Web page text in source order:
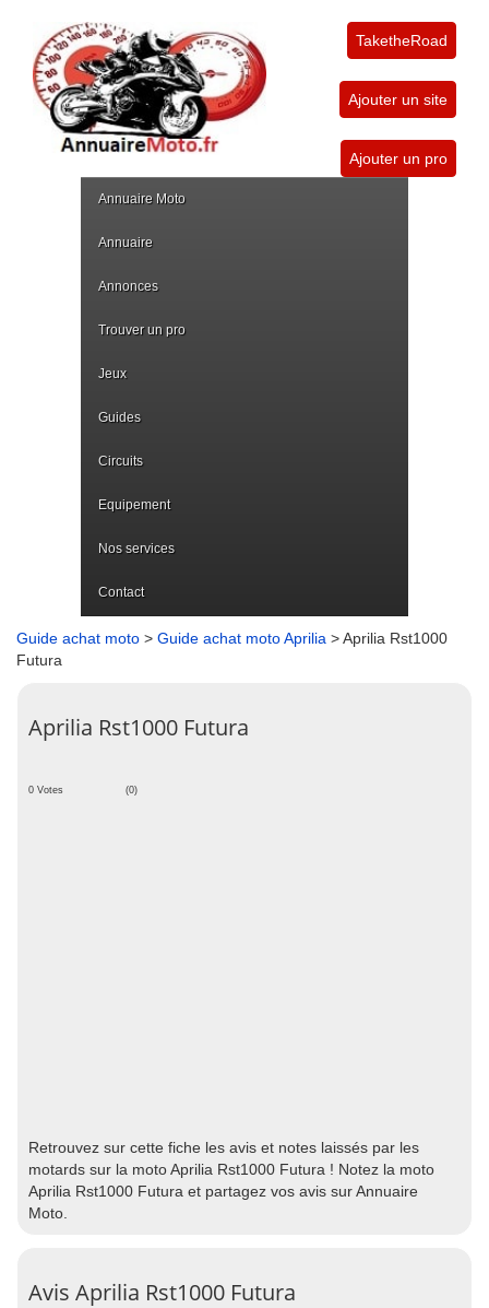
TaketheRoad
Ajouter un site
Ajouter un pro
Annuaire Moto
Annuaire
Annonces
Trouver un pro
Jeux
Guides
Circuits
Equipement
Nos services
Contact
Guide achat moto > Guide achat moto Aprilia > Aprilia Rst1000
Futura
Aprilia Rst1000 Futura
0 Votes (0)
Retrouvez sur cette fiche les avis et notes laissés par les
motards sur la moto Aprilia Rst1000 Futura ! Notez la moto
Aprilia Rst1000 Futura et partagez vos avis sur Annuaire
Moto.
Avis Aprilia Rst1000 Futura